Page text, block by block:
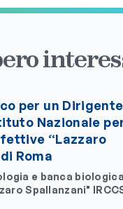
per un Dirigente
Nazionale
“Lazzaro
Roma
e banca biologica
Spallanzani"